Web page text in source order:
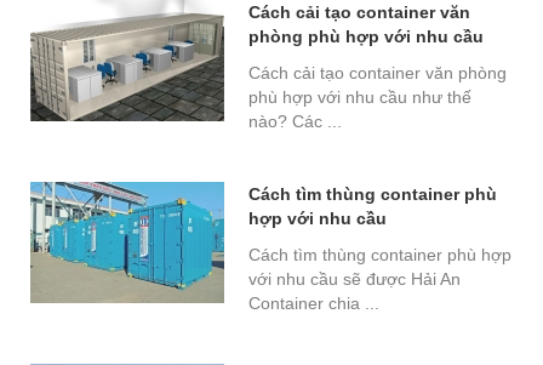
Cách cải tạo container văn
phòng phù hợp với nhu cầu
Cách cải tạo container văn phòng
phù hợp với nhu cầu như thế
nào? Các ...
Cách tìm thùng container phù
hợp với nhu cầu
Cách tìm thùng container phù hợp
với nhu cầu sẽ được Hải An
Container chia ...